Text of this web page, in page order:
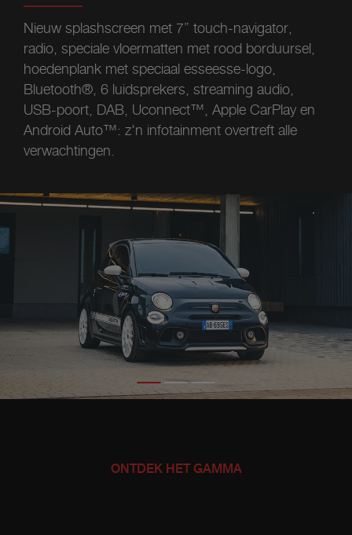
Nieuw splashscreen met 7” touch-navigator,
radio, speciale vloermatten met rood borduursel,
hoedenplank met speciaal esseesse-logo,
Bluetooth®, 6 luidsprekers, streaming audio,
USB-poort, DAB, Uconnect™, Apple CarPlay en
Android Auto™: z'n infotainment overtreft alle
verwachtingen.
ONTDEK HET GAMMA